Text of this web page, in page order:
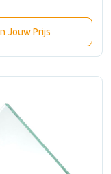
Jouw Prijs